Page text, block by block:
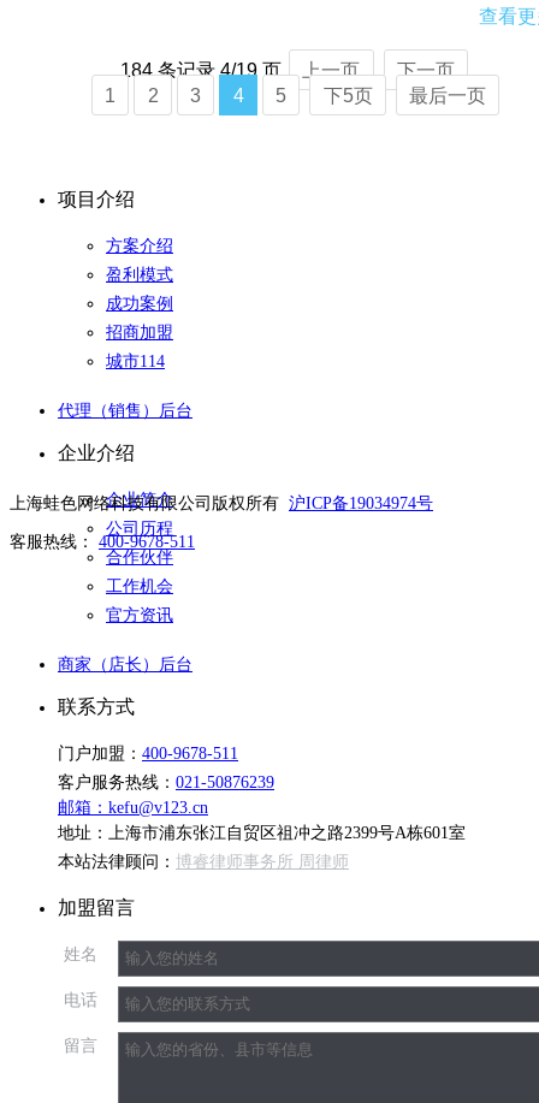
查看
184 条记录 4/19 页 上一页
下一页
1
2 3 4 5 下5页 最后一页
项目介绍
方案介绍
盈利模式
成功案例
招商加盟
城市114
代理（销售）后台
企业介绍
企业简介
公司历程
合作伙伴
工作机会
官方资讯
商家（店长）后台
联系方式
门户加盟： 400-9678-511
客户服务热线： 021-50876239
邮箱：kefu@v123.cn
地址：上海市浦东张江自贸区祖冲之路2399号A栋601室
本站法律顾问： 博睿律师事务所 周律师
加盟留言
姓名
电话
留言
上海蛙色网络科技有限公司版权所有 沪ICP备19034974号
客服热线： 400-9678-511